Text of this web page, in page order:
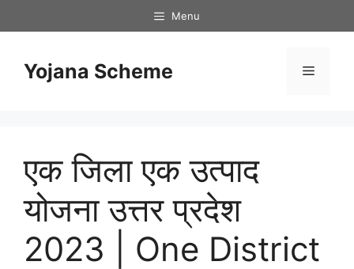
to
Menu
Yojana Scheme Menu
एक जिला एक उत्पाद
योजना उत्तर प्रदेश
2023 | One District